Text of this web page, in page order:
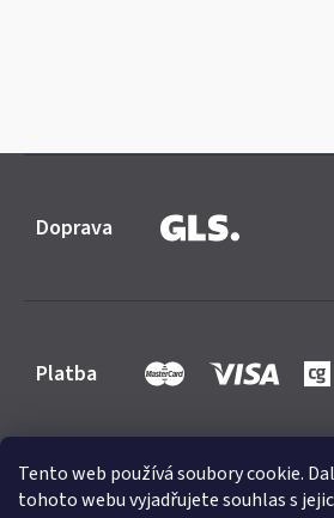
Tento web používá soubory cookie.
tohoto webu vyjadřujete souhlas s
Doprava
Platba
Shoptet |mime